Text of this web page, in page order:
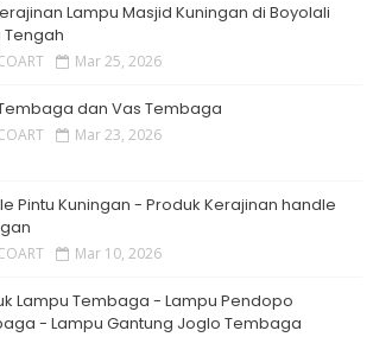
Lampu Masjid Kuningan di Boyolali
Tengah
Mar 25, 2026
dan Vas Tembaga
Mar 23, 2026
Pintu Kuningan - Produk Kerajinan handle
Mar 10, 2026
Lampu Tembaga - Lampu Pendopo
- Lampu Gantung Joglo Tembaga